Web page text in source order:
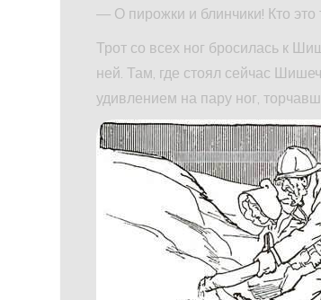
— О пирожки и блинчики! Кто это
Трот со всех ног бросилась к
ней. Там, где стоял сейчас
удивлением на пару ног,